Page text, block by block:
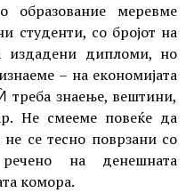
образование меревме
студенти, со бројот на
издадени дипломи, но
– на економијата
треба знаење, вештини,
Не смееме повеќе да
се тесно поврзани со
на денешната
комора.